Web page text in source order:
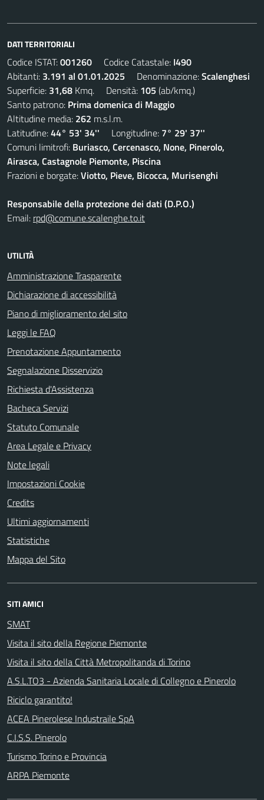
DATI TERRITORIALI
Codice ISTAT:001260 Codice Catastale: I490
Abitanti: 3.191 al 01.01.2025 Denominazione:Scalenghesi
Superficie: 31,68 Kmq. Densità: 105 (ab/kmq.)
Santo patrono: Prima domenica di Maggio
Altitudine media: 262 m.s.l.m.
Latitudine:44° 53' 34'' Longitudine: 7° 29' 37''
Comuni limitrofi: Buriasco, Cercenasco, None, Pinerolo,
Airasca, Castagnole Piemonte, Piscina
Frazioni e borgate:Viotto, Pieve, Bicocca, Murisenghi
Responsabile della protezione dei dati (D.P.O.)
Email: rpd@comune.scalenghe.to.it
UTILITÀ
Amministrazione Trasparente
Dichiarazione di accessibilità
Piano di miglioramento del sito
Leggi le FAQ
Prenotazione Appuntamento
Segnalazione Disservizio
Richiesta d'Assistenza
Bacheca Servizi
Statuto Comunale
Area Legale e Privacy
Note legali
Impostazioni Cookie
Credits
Ultimi aggiornamenti
Statistiche
Mappa del Sito
SITI AMICI
SMAT
Visita il sito della Regione Piemonte
Visita il sito della Città Metropolitanda di Torino
A.S.L.TO3 - Azienda Sanitaria Locale di Collegno e Pinerolo
Riciclo garantito!
ACEA Pinerolese Industraile SpA
C.I.S.S. Pinerolo
Turismo Torino e Provincia
ARPA Piemonte